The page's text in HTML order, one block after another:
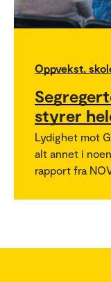
Oppvekst,
styrer
Lydighet mot
alt annet i
rapport fra